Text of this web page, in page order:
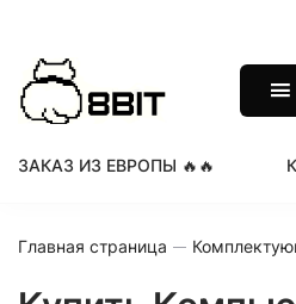
ЗАКАЗ ИЗ ЕВРОПЫ 🔥🔥
Главная страница